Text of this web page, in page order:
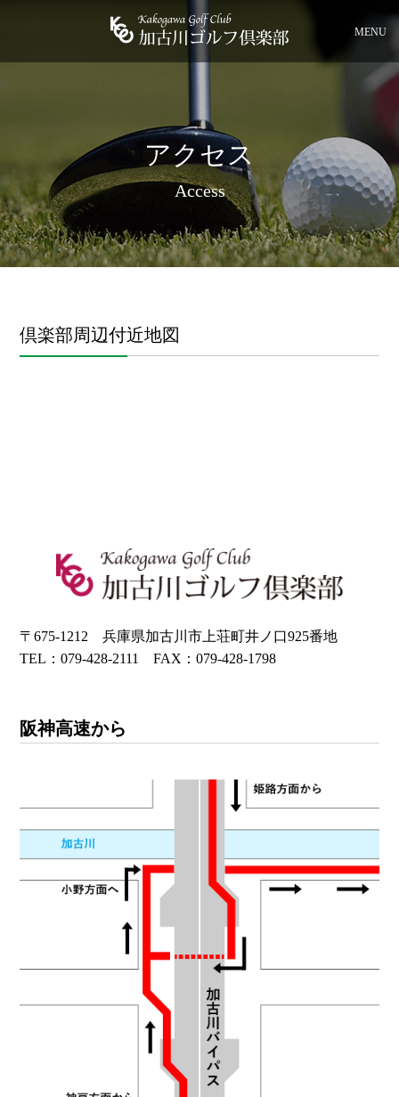
MENU
アクセス
Access
倶楽部周辺付近地図
〒675-1212 兵庫県加古川市上荘町井ノ口925番地
TEL：079-428-2111 FAX：079-428-1798
阪神高速から